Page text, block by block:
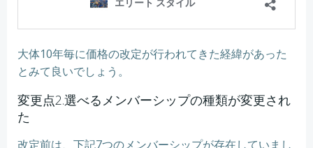
大体10年毎に価格の改定が行われてきた経緯があった
とみて良いでしょう。
変更点2.選べるメンバーシップの種類が変更され
た
改定前は、下記7つのメンバーシップが存在していまし